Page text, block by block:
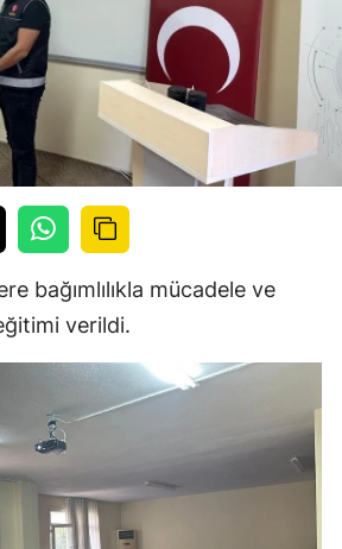
bağımlılıkla mücadele ve
verildi.